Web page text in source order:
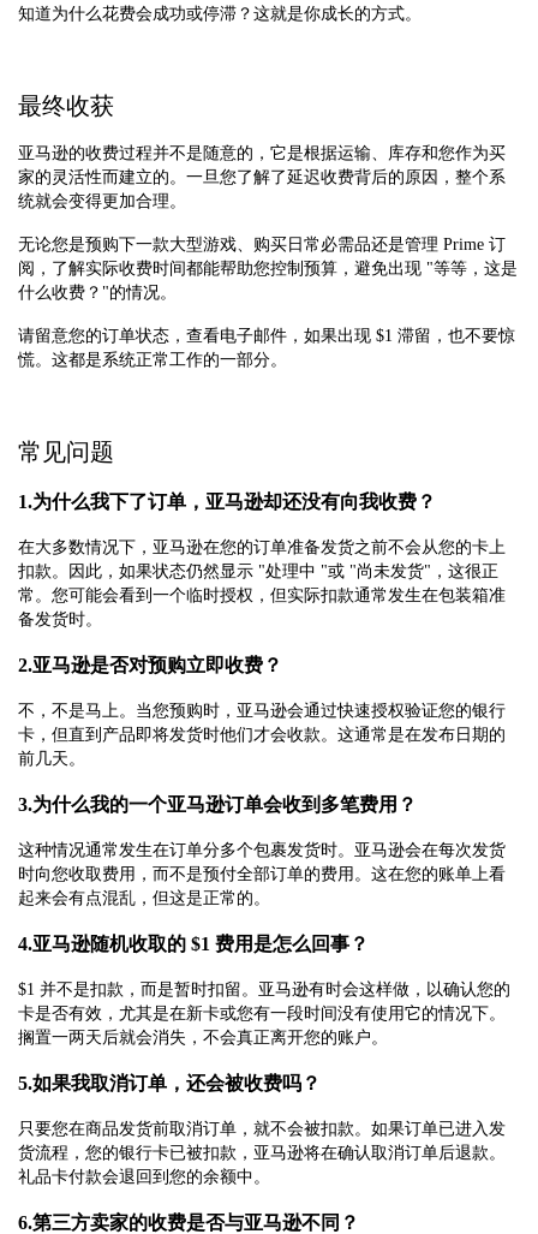
知道为什么花费会成功或停滞？这就是你成长的方式。
最终收获
亚马逊的收费过程并不是随意的，它是根据运输、库存和您作为买
家的灵活性而建立的。一旦您了解了延迟收费背后的原因，整个系
统就会变得更加合理。
无论您是预购下一款大型游戏、购买日常必需品还是管理 Prime 订
阅，了解实际收费时间都能帮助您控制预算，避免出现 "等等，这是
什么收费？"的情况。
请留意您的订单状态，查看电子邮件，如果出现 $1 滞留，也不要惊
慌。这都是系统正常工作的一部分。
常见问题
1.为什么我下了订单，亚马逊却还没有向我收费？
在大多数情况下，亚马逊在您的订单准备发货之前不会从您的卡上
扣款。因此，如果状态仍然显示 "处理中 "或 "尚未发货"，这很正
常。您可能会看到一个临时授权，但实际扣款通常发生在包装箱准
备发货时。
2.亚马逊是否对预购立即收费？
不，不是马上。当您预购时，亚马逊会通过快速授权验证您的银行
卡，但直到产品即将发货时他们才会收款。这通常是在发布日期的
前几天。
3.为什么我的一个亚马逊订单会收到多笔费用？
这种情况通常发生在订单分多个包裹发货时。亚马逊会在每次发货
时向您收取费用，而不是预付全部订单的费用。这在您的账单上看
起来会有点混乱，但这是正常的。
4.亚马逊随机收取的 $1 费用是怎么回事？
$1 并不是扣款，而是暂时扣留。亚马逊有时会这样做，以确认您的
卡是否有效，尤其是在新卡或您有一段时间没有使用它的情况下。
搁置一两天后就会消失，不会真正离开您的账户。
5.如果我取消订单，还会被收费吗？
只要您在商品发货前取消订单，就不会被扣款。如果订单已进入发
货流程，您的银行卡已被扣款，亚马逊将在确认取消订单后退款。
礼品卡付款会退回到您的余额中。
6.第三方卖家的收费是否与亚马逊不同？